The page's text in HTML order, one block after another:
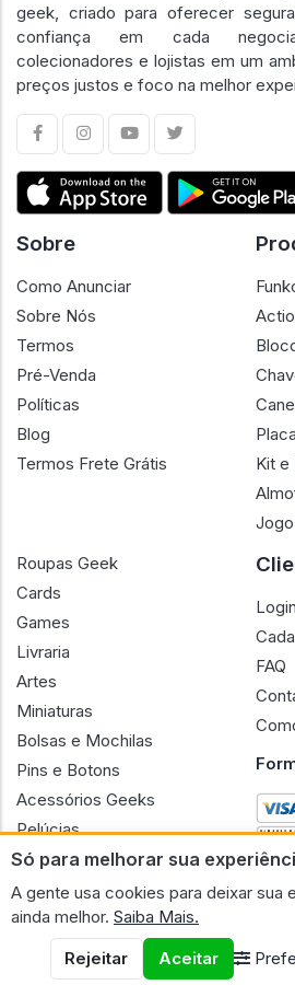
Só para melhorar sua
A gente usa cookies para deixar sua
ainda melhor. Saiba Mais.
Rejeitar
Aceitar
geek, criado para oferecer
confiança em cada
colecionadores e lojistas em um
preços justos e foco na melhor
Sobre
Como Anunciar
Sobre Nós
Termos
Pré-Venda
Políticas
Blog
Termos Frete Grátis
Kit e
Roupas Geek
Cards
Games
Livraria
Artes
Miniaturas
Bolsas e Mochilas
Pins e Botons
Acessórios Geeks
Pelúcias
Bonecas
Login
FAQ